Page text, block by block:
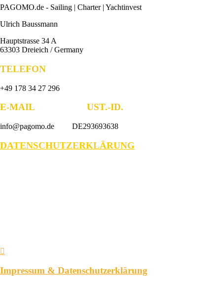
PAGOMO.de - Sailing | Charter | Yachtinvest
Ulrich Baussmann
Hauptstrasse 34 A
63303 Dreieich / Germany
TELEFON
+49 178 34 27 296
E-MAIL UST.-ID.
info@pagomo.de DE293693638
DATENSCHUTZERKLÄRUNG
Impressum & Datenschutzerklärung